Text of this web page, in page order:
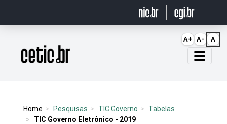
Página inicial
Home Pesquisas TIC Governo
Tabelas
TIC Governo Eletrônico - 2019
A+ A- A